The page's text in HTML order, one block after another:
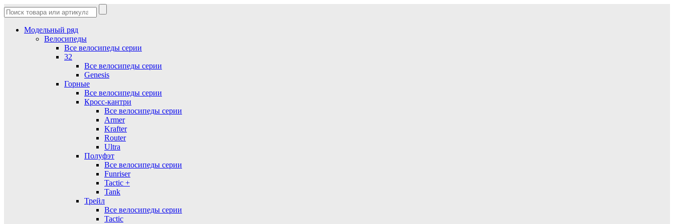
Модельный ряд
Велосипеды
Все велосипеды серии
32
Все велосипеды серии
Genesis
Горные
Все велосипеды серии
Кросс-кантри
Все велосипеды серии
Armer
Krafter
Router
Ultra
Полуфэт
Все велосипеды серии
Funriser
Tactic +
Tank
Трейл
Все велосипеды серии
Tactic